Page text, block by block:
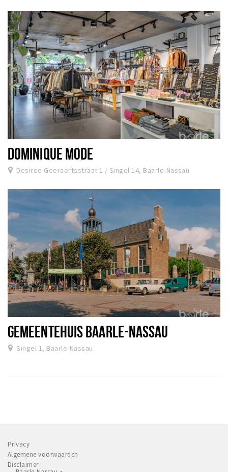
DOMINIQUE MODE
Desiree Geeraertsstraat 1 / Singel 14, Baarle-Nassau
GEMEENTEHUIS BAARLE-NASSAU
Singel 1, Baarle-Nassau
Privacy
Algemene voorwaarden
Disclaimer